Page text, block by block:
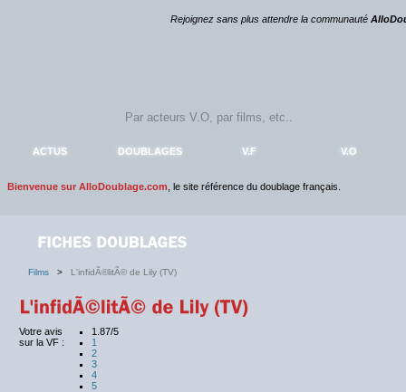
Rejoignez sans plus attendre la communauté
ACTUS DOUBLAGES V.F V.O
Bienvenue sur AlloDoublage.com , le site référence du doublage français.
Films > L'infidÃ©litÃ© de Lily (TV)
Votre avis
sur la VF :
1.87/5
1
2
3
4
5